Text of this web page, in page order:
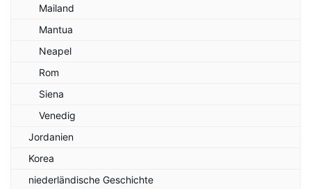
Mailand
Mantua
Neapel
Rom
Siena
Venedig
Jordanien
Korea
niederländische Geschichte